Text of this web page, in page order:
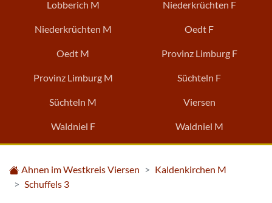
Lobberich M Niederkrüchten F
Niederkrüchten M Oedt F
Oedt M Provinz Limburg F
Provinz Limburg M Süchteln F
Süchteln M Viersen
Waldniel F Waldniel M
Ahnen im Westkreis Viersen
Kaldenkirchen M
Schuffels 3